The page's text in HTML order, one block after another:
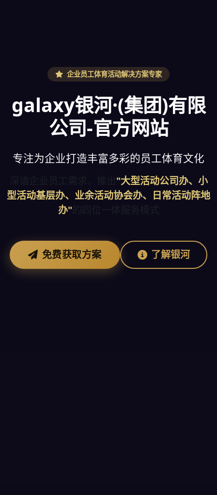
企业员工体育活动解决方案专家
galaxy银河·(集团)有限
公司-官方网站
专注为企业打造丰富多彩的员工体育文化
"大型活动公司办、小
型活动基层办、业余活动协会办、日常活动阵地
办"
免费获取方案 了解银河